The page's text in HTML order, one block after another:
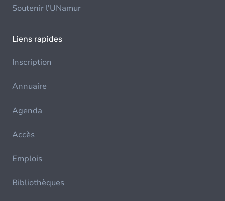
Soutenir l'UNamur
Liens rapides
Inscription
Annuaire
Agenda
Accès
Emplois
Bibliothèques